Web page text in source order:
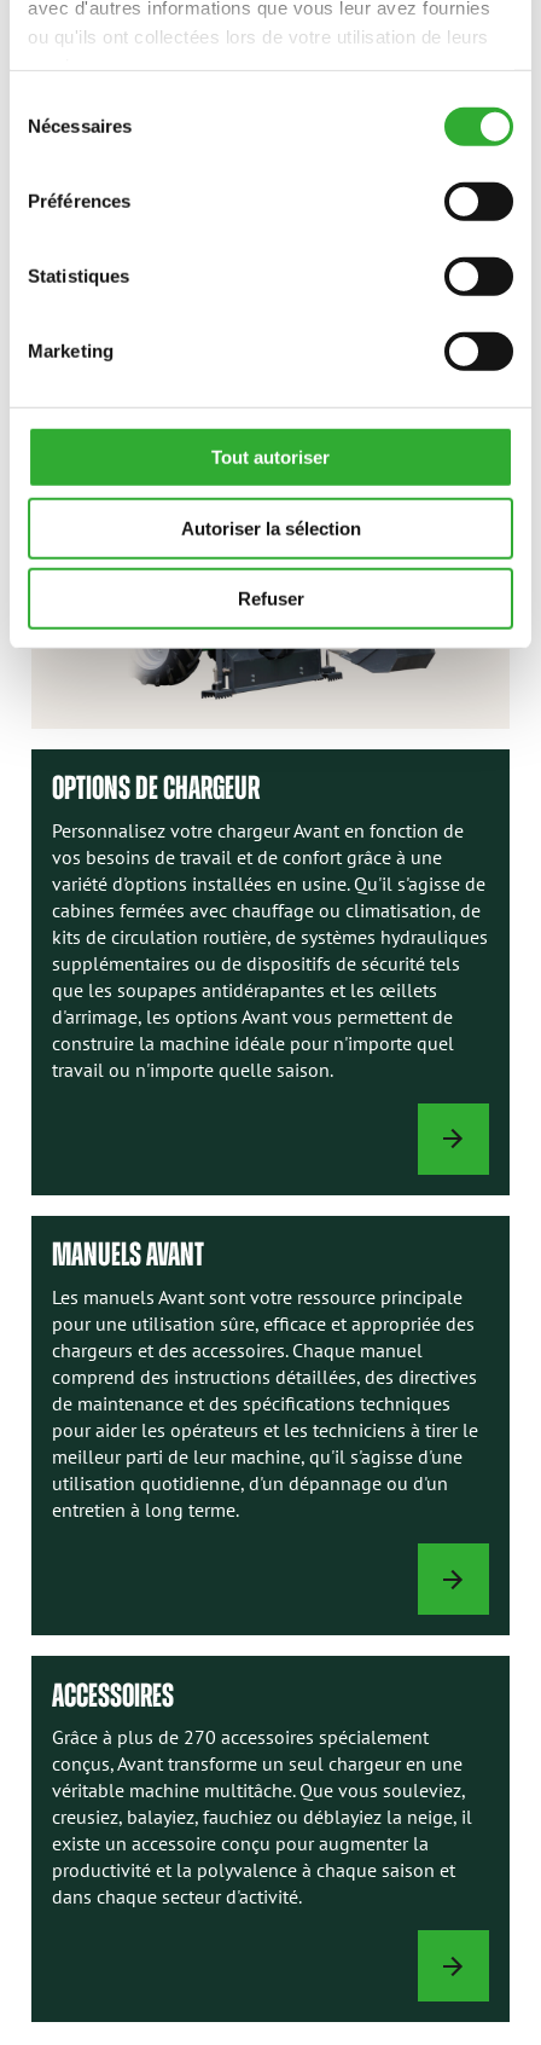
avec d'autres informations que vous leur avez fournies
ou qu'ils ont collectées lors de votre utilisation de leurs
Nécessaires
Préférences
Statistiques
Marketing
Tout autoriser
Autoriser la sélection
Refuser
CONTACTEZ-NOUS
OPTIONS DE CHARGEUR
Personnalisez votre chargeur Avant en fonction de
vos besoins de travail et de confort grâce à une
variété d'options installées en usine. Qu'il s'agisse de
cabines fermées avec chauffage ou climatisation, de
kits de circulation routière, de systèmes hydrauliques
supplémentaires ou de dispositifs de sécurité tels
que les soupapes antidérapantes et les œillets
d'arrimage, les options Avant vous permettent de
construire la machine idéale pour n'importe quel
travail ou n'importe quelle saison.
OPTIONS
CHARGEUR
MANUELS AVANT
Les manuels Avant sont votre ressource principale
pour une utilisation sûre, efficace et appropriée des
chargeurs et des accessoires. Chaque manuel
comprend des instructions détaillées, des directives
de maintenance et des spécifications techniques
pour aider les opérateurs et les techniciens à tirer le
meilleur parti de leur machine, qu'il s'agisse d'une
utilisation quotidienne, d'un dépannage ou d'un
entretien à long terme.
MANUELS
ACCESSOIRES
Grâce à plus de 270 accessoires spécialement
conçus, Avant transforme un seul chargeur en une
véritable machine multitâche. Que vous souleviez,
creusiez, balayiez, fauchiez ou déblayiez la neige, il
existe un accessoire conçu pour augmenter la
productivité et la polyvalence à chaque saison et
dans chaque secteur d'activité.
ACCESSOIRES